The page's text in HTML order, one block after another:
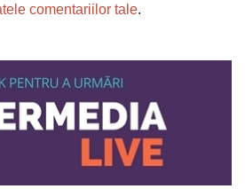
comentariilor tale.